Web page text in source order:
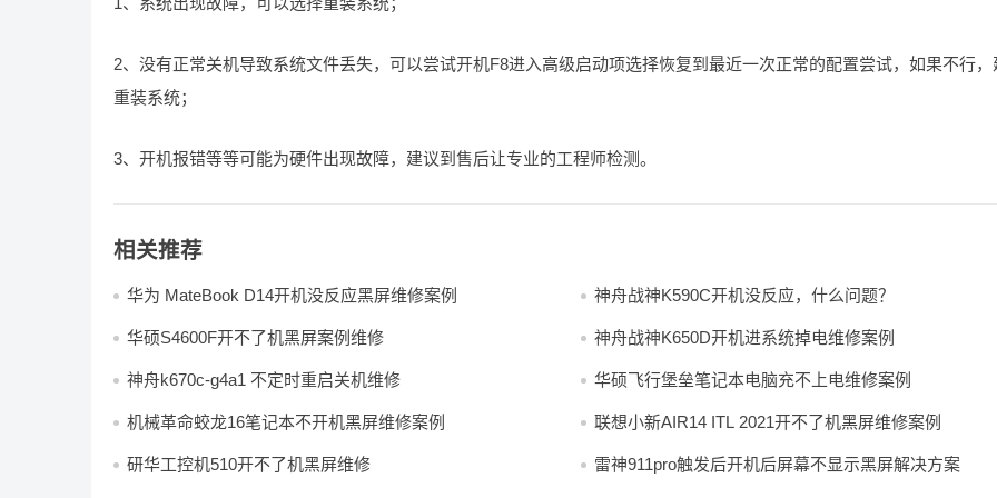
2、没有正常关机导致系统文件丢失，可以尝试开机F8进入高级启动项选择恢复到最近一次正常的配置尝试，如果不行，
重装系统；
3、开机报错等等可能为硬件出现故障，建议到售后让专业的工程师检测。
相关推荐
华为 MateBook D14开机没反应黑屏维修案例 神舟战神K590C开机没反应，什么问题？
华硕S4600F开不了机黑屏案例维修 神舟战神K650D开机进系统掉电维修案例
神舟k670c-g4a1 不定时重启关机维修 华硕飞行堡垒笔记本电脑充不上电维修案例
机械革命蛟龙16笔记本不开机黑屏维修案例 联想小新AIR14 ITL 2021开不了机黑屏维修案例
研华工控机510开不了机黑屏维修 雷神911pro触发后开机后屏幕不显示黑屏解决方案